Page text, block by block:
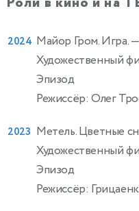
2024 Майор Гром. Игра.
Художественный
Эпизод
Режиссёр: Олег
2023 Метель. Цветные
Художественный
Эпизод
Режиссёр: